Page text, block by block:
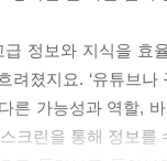
정보와 지식을 효
려졌지요. ‘유튜브
른 가능성과 역할,
크린을 통해 정보